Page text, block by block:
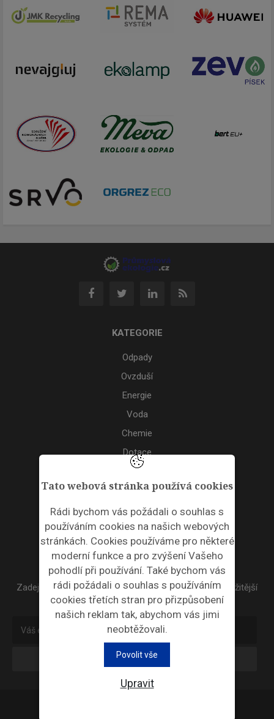
Tato webová stránka používá cookies
Rádi bychom vás požádali o souhlas s
používáním cookies na našich webových
stránkách. Cookies používáme pro některé
moderní funkce a pro zvýšení Vašeho
pohodlí při používání. Také bychom vás
rádi požádali o souhlas s používáním
cookies třetích stran pro přizpůsobení
našich reklam tak, abychom vás jimi
neobtěžovali.
Povolit vše
Upravit
KATEGORIE
Odpady
Ovzduší
Energie
Voda
Chemie
Dotace
Akce
ODPADNÍ PLASTY
NEWSLETTER
Zadejte váš email a my Vám budeme zasílat ty nejdůležitější
informace, maximálně 1x týdně.
Odebírat